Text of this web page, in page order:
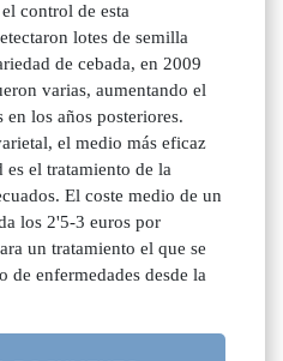
control de esta
lotes de semilla
de cebada, en 2009
varias, aumentando el
los años posteriores.
el medio más eficaz
es el tratamiento de la
El coste medio de un
los 2'5-3 euros por
un tratamiento el que se
de enfermedades desde la